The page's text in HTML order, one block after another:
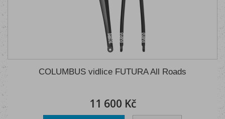
COLUMBUS vidlice FUTURA All Roads
11 600 Kč